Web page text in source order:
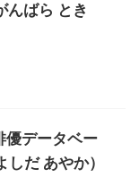
んばら とき
優データベー
だ あやか）